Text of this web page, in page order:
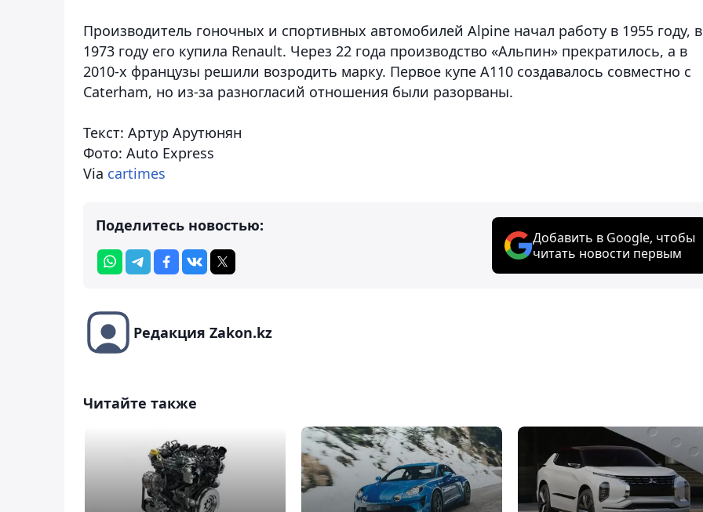
Производитель гоночных и спортивных автомобилей Alpine начал работу в 1955 году, в
1973 году его купила Renault. Через 22 года производство «Альпин» прекратилось, а в
2010-х французы решили возродить марку. Первое купе A110 создавалось совместно с
Caterham, но из-за разногласий отношения были разорваны.
Текст: Артур Арутюнян
Фото: Auto Express
Via cartimes
Поделитесь новостью:
Добавить в Google, чтобы
читать новости первым
Редакция Zakon.kz
Читайте также